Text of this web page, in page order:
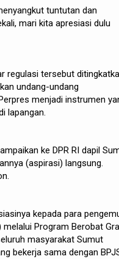
tuntutan dan
mari kita apresiasi dulu
regulasi tersebut
undang-undang
menjadi instrumen
lapangan.
ke DPR RI dapil
(aspirasi) langsung.
kepada para
Program Berobat
masyarakat Sumut
bekerja sama dengan